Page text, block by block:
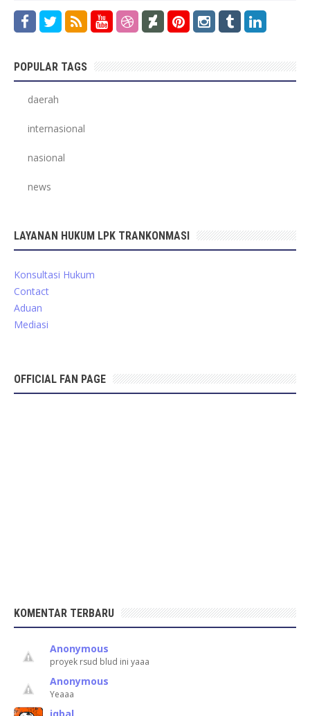
POPULAR TAGS
daerah
internasional
nasional
news
LAYANAN HUKUM LPK TRANKONMASI
Konsultasi Hukum
Contact
Aduan
Mediasi
OFFICIAL FAN PAGE
KOMENTAR TERBARU
Anonymous
proyek rsud blud ini yaaa
Anonymous
Yeaaa